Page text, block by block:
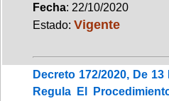
Fecha: 22/10/2020
Estado: Vigente
Decreto 172/2020, De
Regula El